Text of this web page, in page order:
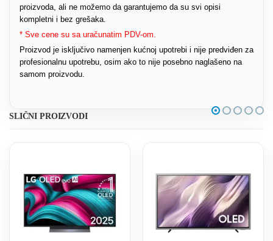
proizvoda, ali ne možemo da garantujemo da su svi opisi
kompletni i bez grešaka.
* Sve cene su sa uračunatim PDV-om.
Proizvod je isključivo namenjen kućnoj upotrebi i nije predviđen za
profesionalnu upotrebu, osim ako to nije posebno naglašeno na
samom proizvodu.
SLIČNI PROIZVODI